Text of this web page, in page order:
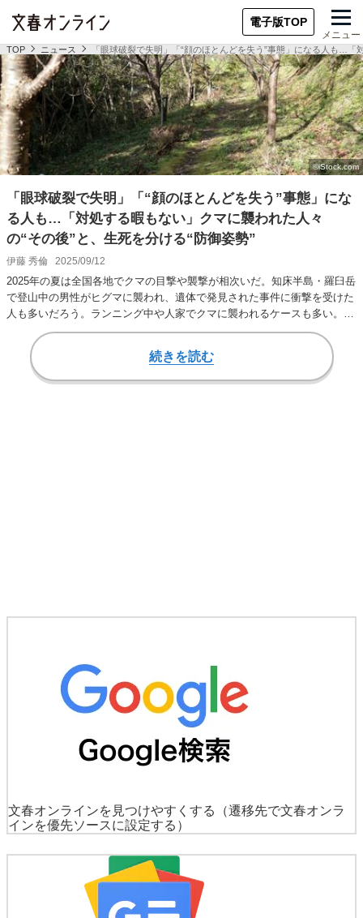
電子版TOP
メニュー
TOP ニュース 「眼球破裂で失明」「“顔のほとんどを失う”事態」になる人も…
「眼球破裂で失明」「“顔のほとんどを失う”事態」にな
る人も…「対処する暇もない」クマに襲われた人々
の“その後”と、生死を分ける“防御姿勢”
伊藤 秀倫 2025/09/12
2025年の夏は全国各地でクマの目撃や襲撃が相次いだ。知床半島・羅臼岳
で登山中の男性がヒグマに襲われ、遺体で発見された事件に衝撃を受けた
人も多いだろう。ランニング中や人家でクマに襲われるケースも多い。ク
マに出会った…
続きを読む
文春オンラインを見つけやすくする
（遷移先で文春オンラ
インを優先ソースに設定する）